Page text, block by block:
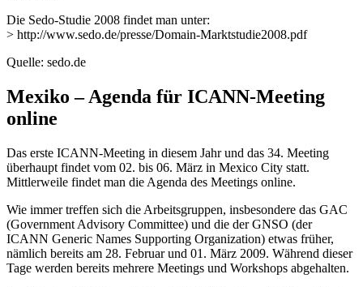
Die Sedo-Studie 2008 findet man unter:
> http://www.sedo.de/presse/Domain-Marktstudie2008.pdf
Quelle: sedo.de
Mexiko – Agenda für ICANN-Meeting
online
Das erste ICANN-Meeting in diesem Jahr und das 34. Meeting
überhaupt findet vom 02. bis 06. März in Mexico City statt.
Mittlerweile findet man die Agenda des Meetings online.
Wie immer treffen sich die Arbeitsgruppen, insbesondere das GAC
(Government Advisory Committee) und die der GNSO (der
ICANN Generic Names Supporting Organization) etwas früher,
nämlich bereits am 28. Februar und 01. März 2009. Während dieser
Tage werden bereits mehrere Meetings und Workshops abgehalten.